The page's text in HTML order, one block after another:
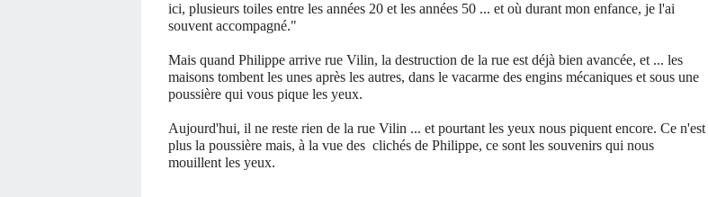
ici, plusieurs toiles entre les années 20 et les années 50 ... et où durant mon enfance, je l'ai
souvent accompagné."
Mais quand Philippe arrive rue Vilin, la destruction de la rue est déjà bien avancée, et ... les
maisons tombent les unes après les autres, dans le vacarme des engins mécaniques et sous une
poussière qui vous pique les yeux.
Aujourd'hui, il ne reste rien de la rue Vilin ... et pourtant les yeux nous piquent encore. Ce n'est
plus la poussière mais, à la vue des clichés de Philippe, ce sont les souvenirs qui nous
mouillent les yeux.